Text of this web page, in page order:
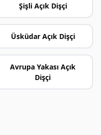
Şişli Açık Dişçi
Üsküdar Açık Dişçi
Avrupa Yakası Açık
Dişçi